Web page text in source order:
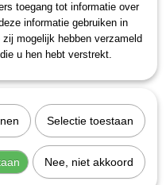
blauwe…
toegang tot informatie over
informatie gebruiken in
mogelijk hebben verzameld
u hen hebt verstrekt.
Selectie toestaan
Nee, niet akkoord